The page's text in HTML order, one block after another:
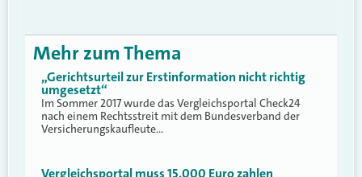
Mehr zum Thema
„Gerichtsurteil zur Erstinformation nicht richtig
umgesetzt“
Im Sommer 2017 wurde das Vergleichsportal Check24
nach einem Rechtsstreit mit dem Bundesverband der
Versicherungskaufleute…
Vergleichsportal muss 15.000 Euro zahlen